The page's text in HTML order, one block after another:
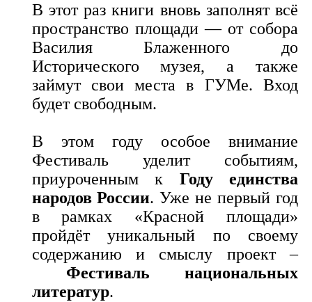
В этот раз книги вновь заполнят всё
пространство площади — от собора
Василия Блаженного до
Исторического музея, а также
займут свои места в ГУМе. Вход
будет свободным.
В этом году особое внимание
Фестиваль уделит событиям,
приуроченным к Году единства
народов России. Уже не первый год
в рамках «Красной площади»
пройдёт уникальный по своему
содержанию и смыслу проект –
Фестиваль национальных
литератур.